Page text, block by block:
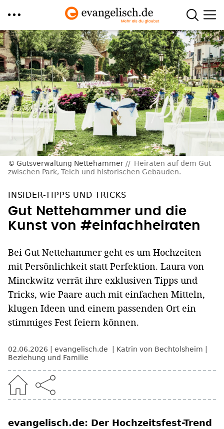
Direkt
zum
Inhalt
Gutsverwaltung Nettehammer
Heiraten auf dem Gut
zwischen Park, Teich und historischen Gebäuden.
INSIDER-TIPPS UND TRICKS
Gut Nettehammer und die
Kunst von #einfachheiraten
Bei Gut Nettehammer geht es um Hochzeiten
mit Persönlichkeit statt Perfektion. Laura von
Minckwitz verrät ihre exklusiven Tipps und
Tricks, wie Paare auch mit einfachen Mitteln,
klugen Ideen und einem passenden Ort ein
stimmiges Fest feiern können.
02.06.2026 evangelisch.de
Katrin von Bechtolsheim
Beziehung und Familie
evangelisch.de: Der Hochzeitsfest-Trend